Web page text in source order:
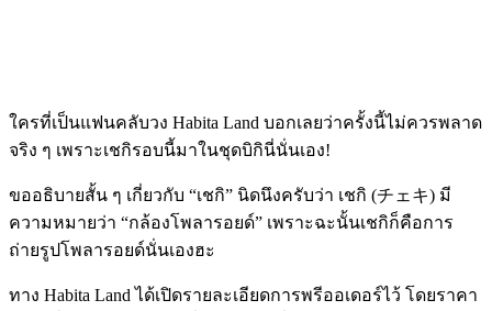
ใครที่เป็นแฟนคลับวง Habita Land บอกเลยว่าครั้งนี้ไม่ควรพลาด
จริง ๆ เพราะเชกิรอบนี้มาในชุดบิกินี่นั่นเอง!
ขออธิบายสั้น ๆ เกี่ยวกับ “เชกิ” นิดนึงครับว่า เชกิ (チェキ) มี
ความหมายว่า “กล้องโพลารอยด์” เพราะฉะนั้นเชกิก็คือการ
ถ่ายรูปโพลารอยด์นั่นเองฮะ
ทาง Habita Land ได้เปิดรายละเอียดการพรีออเดอร์ไว้ โดยราคา